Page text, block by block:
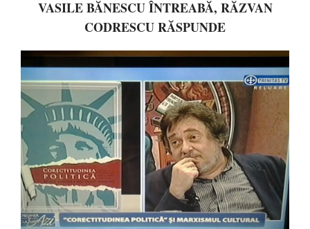
VASILE BĂNESCU ÎNTREABĂ, RĂZVAN
CODRESCU RĂSPUNDE